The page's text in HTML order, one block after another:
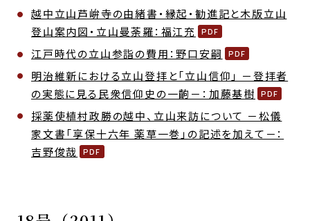
越中立山芦峅寺の由緒書・縁起・勧進記と木版立山
登山案内図・立山曼荼羅：福江充
江戸時代の立山参詣の費用：野口安嗣
明治維新における立山登拝と「立山信仰」 －登拝者
の実態に見る民衆信仰史の一齣－：加藤基樹
採薬使植村政勝の越中、立山来訪について －松儀
家文書「享保十六年 薬草一巻」の記述を加えて－：
吉野俊哉